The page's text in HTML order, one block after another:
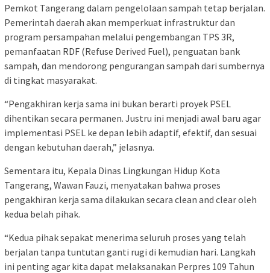
Pemkot Tangerang dalam pengelolaan sampah tetap berjalan.
Pemerintah daerah akan memperkuat infrastruktur dan
program persampahan melalui pengembangan TPS 3R,
pemanfaatan RDF (Refuse Derived Fuel), penguatan bank
sampah, dan mendorong pengurangan sampah dari sumbernya
di tingkat masyarakat.
“Pengakhiran kerja sama ini bukan berarti proyek PSEL
dihentikan secara permanen. Justru ini menjadi awal baru agar
implementasi PSEL ke depan lebih adaptif, efektif, dan sesuai
dengan kebutuhan daerah,” jelasnya.
Sementara itu, Kepala Dinas Lingkungan Hidup Kota
Tangerang, Wawan Fauzi, menyatakan bahwa proses
pengakhiran kerja sama dilakukan secara clean and clear oleh
kedua belah pihak.
“Kedua pihak sepakat menerima seluruh proses yang telah
berjalan tanpa tuntutan ganti rugi di kemudian hari. Langkah
ini penting agar kita dapat melaksanakan Perpres 109 Tahun